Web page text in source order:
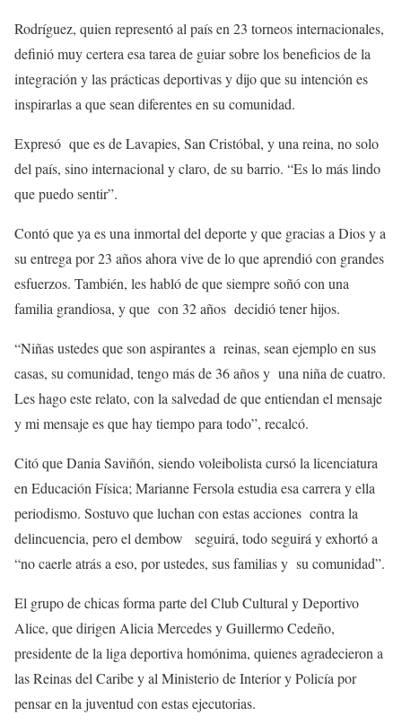
Rodríguez, quien representó al país en 23 torneos internacionales,
definió muy certera esa tarea de guiar sobre los beneficios de la
integración y las prácticas deportivas y dijo que su intención es
inspirarlas a que sean diferentes en su comunidad.
Expresó que es de Lavapies, San Cristóbal, y una reina, no solo
del país, sino internacional y claro, de su barrio. “Es lo más lindo
que puedo sentir”.
Contó que ya es una inmortal del deporte y que gracias a Dios y a
su entrega por 23 años ahora vive de lo que aprendió con grandes
esfuerzos. También, les habló de que siempre soñó con una
familia grandiosa, y que con 32 años decidió tener hijos.
“Niñas ustedes que son aspirantes a reinas, sean ejemplo en sus
casas, su comunidad, tengo más de 36 años y una niña de cuatro.
Les hago este relato, con la salvedad de que entiendan el mensaje
y mi mensaje es que hay tiempo para todo”, recalcó.
Citó que Dania Saviñón, siendo voleibolista cursó la licenciatura
en Educación Física; Marianne Fersola estudia esa carrera y ella
periodismo. Sostuvo que luchan con estas acciones contra la
delincuencia, pero el dembow seguirá, todo seguirá y exhortó a
“no caerle atrás a eso, por ustedes, sus familias y su comunidad”.
El grupo de chicas forma parte del Club Cultural y Deportivo
Alice, que dirigen Alicia Mercedes y Guillermo Cedeño,
presidente de la liga deportiva homónima, quienes agradecieron a
las Reinas del Caribe y al Ministerio de Interior y Policía por
pensar en la juventud con estas ejecutorias.